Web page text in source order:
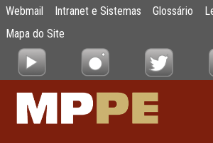
Pular para o Conteúdo principal
NUPIA conclui o Curso de
Webmail Intranet e Sistemas Glossário
Mapa do Site